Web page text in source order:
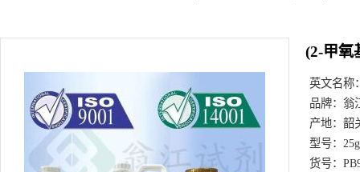
(2-甲氧
英文名称
品牌： 翁
产地： 韶
型号：
货号：